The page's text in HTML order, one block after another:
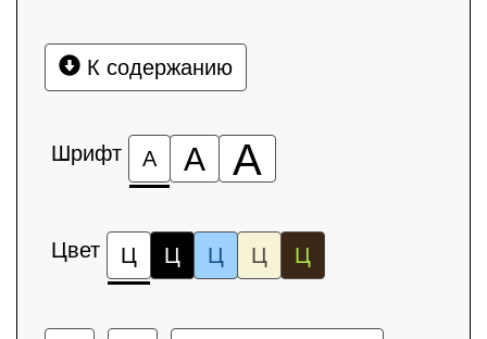
К содержанию
Шрифт А А А
Цвет Ц Ц Ц Ц Ц